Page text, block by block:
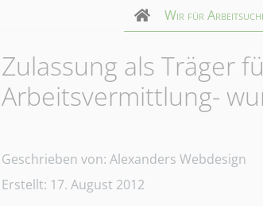
Wir für
Zulassung als Träger
Arbeitsvermittlung-
Details
Geschrieben von: Alexanders Webdesign
Erstellt: 17. August 2012